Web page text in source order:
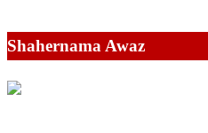
Shahernama Awaz